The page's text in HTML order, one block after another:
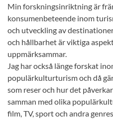
Min forskningsinriktning är
konsumenbeteende inom
och utveckling av
och hållbarhet är viktiga
uppmärksammar.
Jag har också länge forskat
populärkulturturism och då
som reser och hur det
samman med olika
film, TV, sport och andra